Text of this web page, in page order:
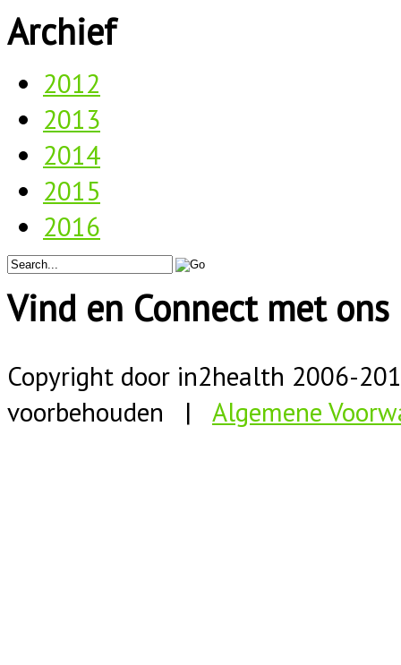
Archief
2012
2013
2014
2015
2016
Vind en Connect met ons
Copyright door in2health 2006-
voorbehouden | Algemene